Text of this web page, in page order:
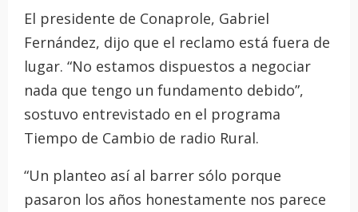
El presidente de Conaprole, Gabriel
Fernández, dijo que el reclamo está fuera de
lugar. “No estamos dispuestos a negociar
nada que tengo un fundamento debido”,
sostuvo entrevistado en el programa
Tiempo de Cambio de radio Rural.
“Un planteo así al barrer sólo porque
pasaron los años honestamente nos parece